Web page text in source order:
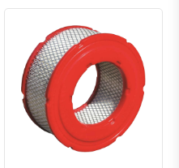
Быстрый просмотр
Добавить к сравнению
Добавить в избранное